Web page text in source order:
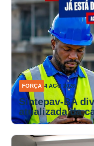
FORÇA 4 AGO 2026
Sintepav-BA
atualizada da